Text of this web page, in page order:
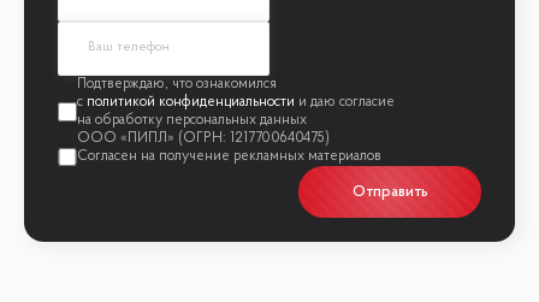
политикой конфиденциальности
Отправить